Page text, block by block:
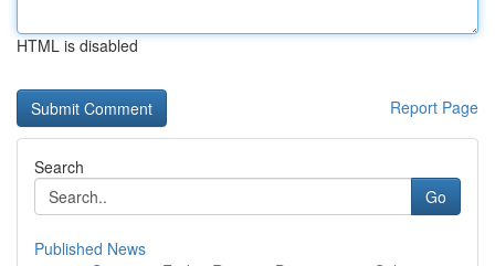
HTML is disabled
Report Page
Search
Go
Published News